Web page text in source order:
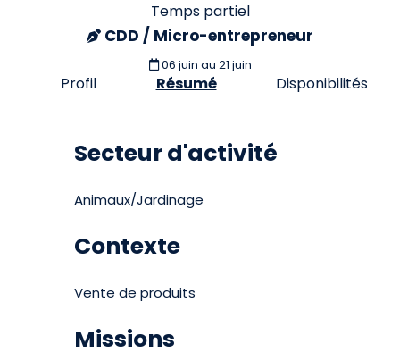
Temps partiel
CDD / Micro-entrepreneur
06 juin au 21 juin
Profil Résumé Disponibilités
Secteur d'activité
Animaux/Jardinage
Contexte
Vente de produits
Missions